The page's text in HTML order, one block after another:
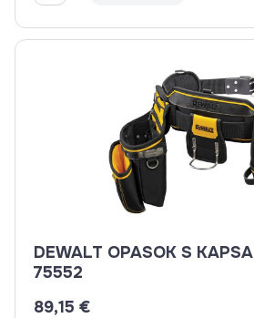
DEWALT OPASOK S KAPSAMI DWST1-
75552
89,15 €